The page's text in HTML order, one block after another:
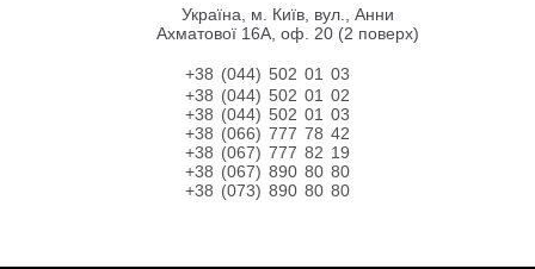
Українa, м. Київ, вул., Анни
Ахматової 16А, оф. 20 (2 поверх)
+38 (044) 502 01 03
+38 (044) 502 01 02
+38 (044) 502 01 03
+38 (066) 777 78 42
+38 (067) 777 82 19
+38 (067) 890 80 80
+38 (073) 890 80 80